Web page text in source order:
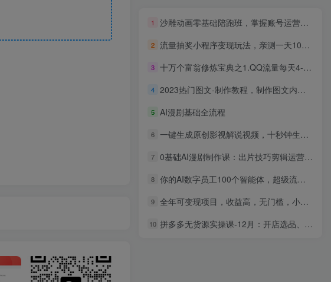
1 沙雕动画零基础陪跑班，掌握账号运营技巧，小白有电脑就能操作（价值668）
2 流量抽奖小程序变现玩法，亲测一天1000+不用起号当天见效
3 十万个富翁修炼宝典之1.QQ流量每天4-5小时，一天500-1000
4 2023热门图文-制作教程，制作图文内容详细教程，新手必看（30节课）
5 AI漫剧基础全流程
6 一键生成原创影视解说视频，十秒钟生成文案，解说，背景音乐视频成品
7 0基础AI漫剧制作课：出片技巧剪辑运营，起号创作付费变现
8 你的AI数字员工100个智能体，超级流量私房课，用AI找到新机会
9 全年可变现项目，收益高，无门槛，小游戏赛道，一天收益1k+,一个月收入顶别人半年的工资【揭秘】
10 拼多多无货源实操课-12月：开店选品、无需囤货、推广放大、原价上活动，轻松月入过万